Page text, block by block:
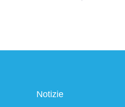
Notizie